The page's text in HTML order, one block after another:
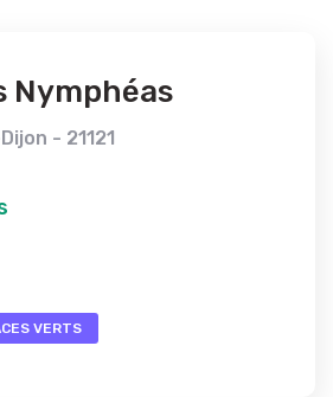
Nymphéas
- 21121
VERTS